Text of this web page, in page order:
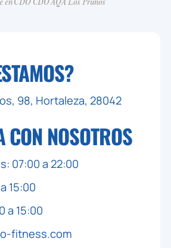
en CDO CDO AQA Los Prunos
98, Hortaleza, 28042
CONNOSOTROS
07:00 a 22:00
15:00
a 15:00
fitness.com